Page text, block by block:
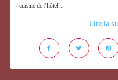
cuisine de l’hôtel...
Lire la